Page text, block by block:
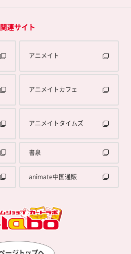
関連サイト
アニメイト
アニメイトカフェ
アニメイトタイムズ
書泉
animate中国通販